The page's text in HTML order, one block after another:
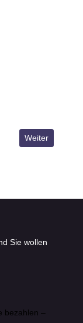
Nächster
Weiter
Sie wollen